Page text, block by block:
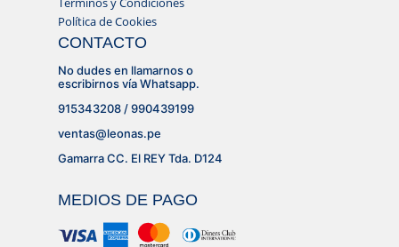
Política de Cookies
CONTACTO
No dudes en llamarnos o
escribirnos vía Whatsapp.
915343208 / 990439199
ventas@leonas.pe
Gamarra CC. El REY Tda. D124
MEDIOS DE PAGO